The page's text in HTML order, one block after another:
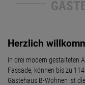
Herzlich
In drei modern gestalteten
Fassade, können bis zu
Gästehaus B-Wohnen ist